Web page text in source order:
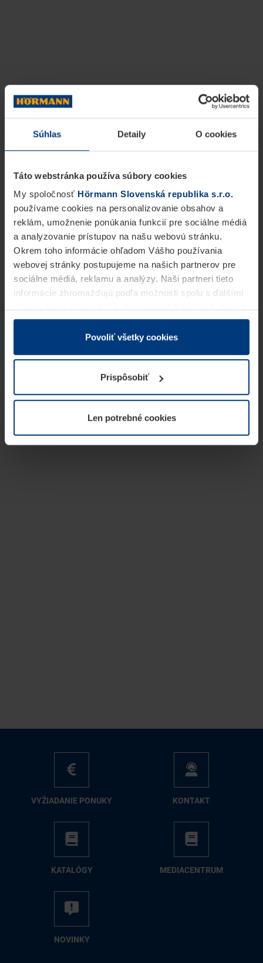
Súhlas Detaily O cookies
Táto webstránka používa súbory cookies
My spoločnosť Hörmann Slovenská republika s.r.o.
používame cookies na personalizovanie obsahov a
reklám, umožnenie ponúkania funkcií pre sociálne médiá
a analyzovanie prístupov na našu webovú stránku.
Okrem toho informácie ohľadom Vášho používania
webovej stránky postupujeme na našich partnerov pre
sociálne médiá, reklamu a analýzy. Naši partneri tieto
informácie zhromažďujú podľa možnosti spolu s ďalšími
v rámci Vášho využívania služieb.
Z právneho hľadiska môžeme cookies ukladať na Vašom
prevádzku tejto stránky. Pre všetky ostatné typy cookie
potrebujeme Vaše povolenie. Vaše povolenie môžete
kedykoľvek zmeniť alebo odvolať vo vysvetlení cookie
našej webovej stránky.
Povoliť všetky cookies
Prispôsobiť
Len potrebné cookies
VY­ŽIA­DA­NIE PO­NU­KY KON­TAKT
KA­TA­LÓ­GY ME­DIA­CEN­TRUM
NO­VIN­KY